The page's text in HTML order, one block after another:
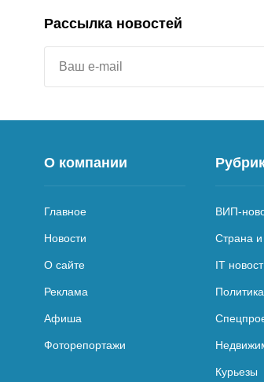
Рассылка новостей
О компании
Главное
Новости
О сайте
Реклама
Афиша
Фоторепортажи
ВИП-
Страна
IT
Политика
Курьезы